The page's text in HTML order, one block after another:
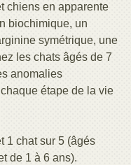
chiens en apparente
biochimique, un
symétrique, une
les chats âgés de 7
anomalies
étape de la vie
1 chat sur 5 (âgés
de 1 à 6 ans).